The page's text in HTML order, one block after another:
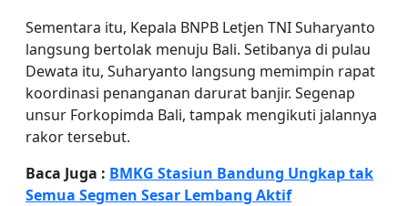
Sementara itu, Kepala BNPB Letjen TNI Suharyanto
langsung bertolak menuju Bali. Setibanya di pulau
Dewata itu, Suharyanto langsung memimpin rapat
koordinasi penanganan darurat banjir. Segenap
unsur Forkopimda Bali, tampak mengikuti jalannya
rakor tersebut.
Baca Juga : BMKG Stasiun Bandung Ungkap tak
Semua Segmen Sesar Lembang Aktif